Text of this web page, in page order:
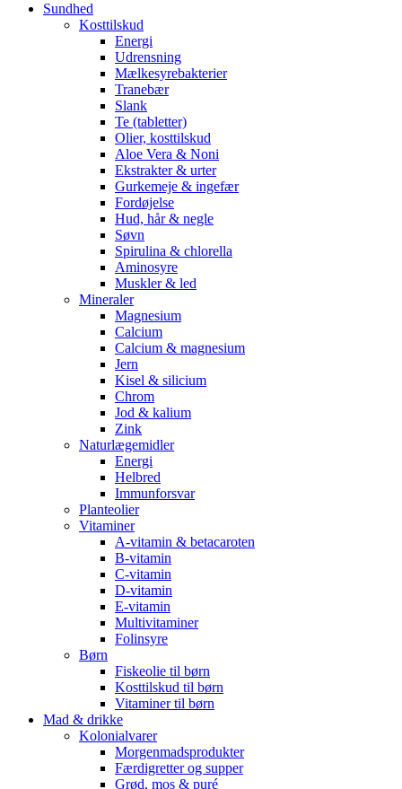
Sundhed
Kosttilskud
Energi
Udrensning
Mælkesyrebakterier
Tranebær
Slank
Te (tabletter)
Olier, kosttilskud
Aloe Vera & Noni
Ekstrakter & urter
Gurkemeje & ingefær
Fordøjelse
Hud, hår & negle
Søvn
Spirulina & chlorella
Aminosyre
Muskler & led
Mineraler
Magnesium
Calcium
Calcium & magnesium
Jern
Kisel & silicium
Chrom
Jod & kalium
Zink
Naturlægemidler
Energi
Helbred
Immunforsvar
Planteolier
Vitaminer
A-vitamin & betacaroten
B-vitamin
C-vitamin
D-vitamin
E-vitamin
Multivitaminer
Folinsyre
Børn
Fiskeolie til børn
Kosttilskud til børn
Vitaminer til børn
Mad & drikke
Kolonialvarer
Morgenmadsprodukter
Færdigretter og supper
Grød, mos & puré